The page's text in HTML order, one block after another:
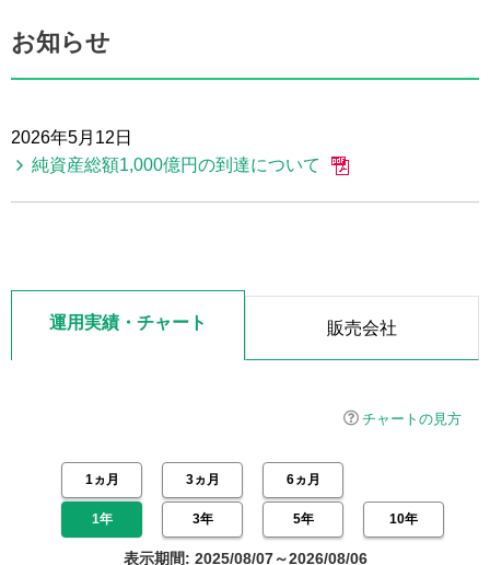
お知らせ
2026年5月12日
純資産総額1,000億円の到達について
運用実績・チャート 販売会社